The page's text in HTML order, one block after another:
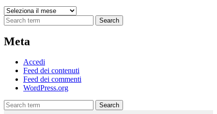
Archivi
Search
Meta
Accedi
Feed dei contenuti
Feed dei commenti
WordPress.org
Search